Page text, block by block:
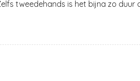
tweedehands is het bijna zo duur